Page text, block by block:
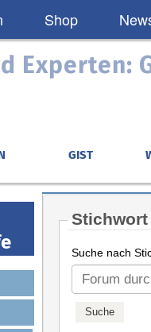
Shop
Experten:
GIST
Stichwort
Suche nach